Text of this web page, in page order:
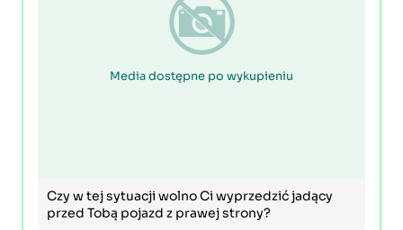
Media dostępne po wykupieniu
Czy w tej sytuacji wolno Ci wyprzedzić jadący
przed Tobą pojazd z prawej strony?